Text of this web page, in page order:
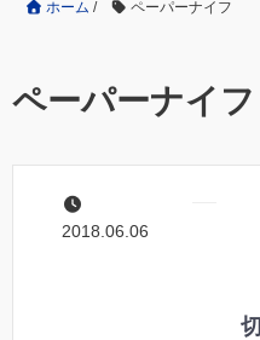
ホーム / ペーパーナイフ
ペーパーナイフ
2018.06.06
切